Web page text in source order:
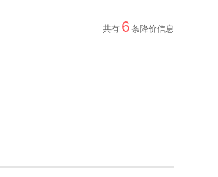
共有 6条降价信息